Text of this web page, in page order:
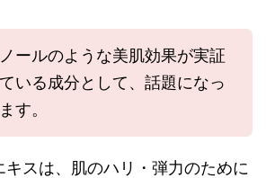
ールのような美肌効果が実証
いる成分として、話題になっ
す。
キスは、肌のハリ・弾力のために